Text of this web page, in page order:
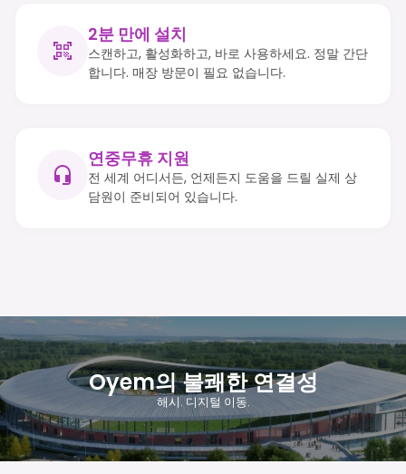
2분 만에 설치
스캔하고, 활성화하고, 바로 사용하세요. 정말 간단
합니다. 매장 방문이 필요 없습니다.
연중무휴 지원
전 세계 어디서든, 언제든지 도움을 드릴 실제 상
담원이 준비되어 있습니다.
Oyem의 불쾌한 연결성
해시. 디지털 이동.